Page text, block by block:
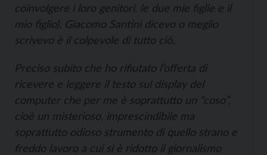
coinvolgere i loro genitori, le due mie figlie e il
mio figlio), Giacomo Santini dicevo o meglio
scrivevo è il colpevole di tutto ciò.
Preciso subito che ho rifiutato l’offerta di
ricevere e leggere il testo sul display del
computer che per me è soprattutto un “coso”,
cioè un misterioso, imprescindibile ma
soprattutto odioso strumento di quello strano e
freddo lavoro a cui si è ridotto il giornalismo